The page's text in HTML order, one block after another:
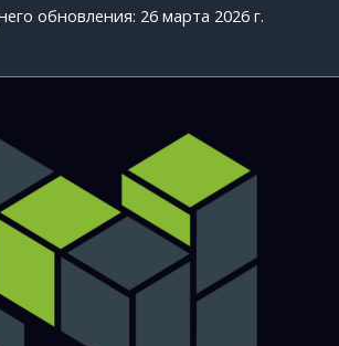
обновления: 26 марта 2026 г.